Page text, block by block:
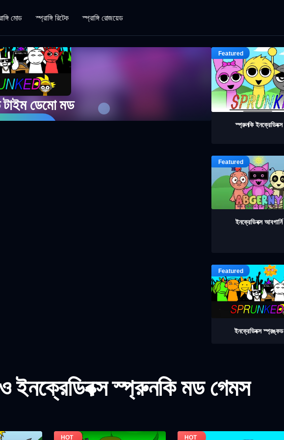
মোড স্প্রাঙ্গি রিটেক স্প্রাঙ্গি রোজয়েড
ডেমো মড
স্প্রুনকি ইনক্রেডিবক্স
ইনক্রেডিবক্স আবগার্নি
ইনক্রেডিবক্স স্প্রঙ্কড
স্প্রুনকি মড গেমস